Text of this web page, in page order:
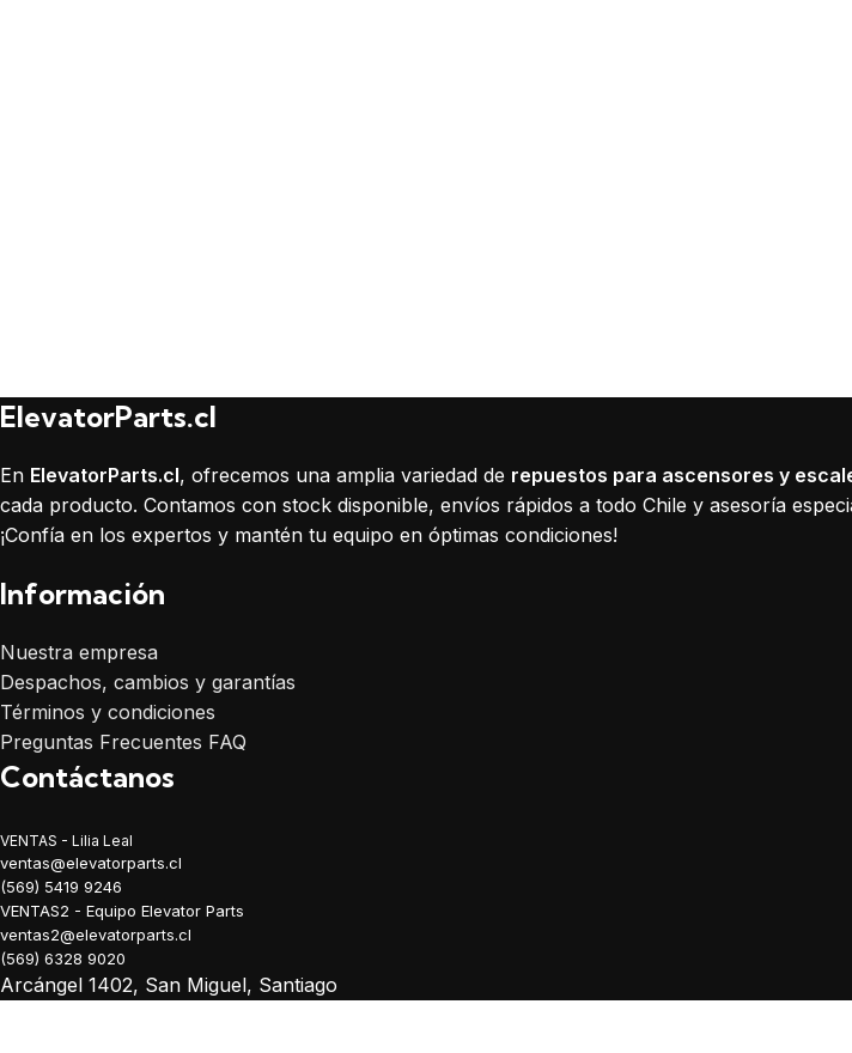
ElevatorParts.cl
En ElevatorParts.cl, ofrecemos una amplia variedad de repuestos para ascensores y
cada producto. Contamos con stock disponible, envíos rápidos a todo Chile y asesoría
¡Confía en los expertos y mantén tu equipo en óptimas condiciones!
Información
Nuestra empresa
Despachos, cambios y garantías
Términos y condiciones
Preguntas Frecuentes FAQ
Contáctanos
VENTAS - Lilia Leal
ventas@elevatorparts.cl
(569) 5419 9246
VENTAS2 - Equipo Elevator Parts
ventas2@elevatorparts.cl
(569) 6328 9020
Arcángel 1402, San Miguel, Santiago